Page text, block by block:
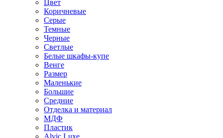
Цвет
Коричневые
Серые
Темные
Черные
Светлые
Белые шкафы-купе
Венге
Размер
Маленькие
Большие
Средние
Отделка и материал
МДФ
Пластик
Alvic Luxe